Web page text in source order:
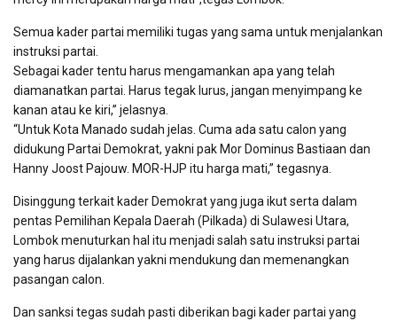
Semua kader partai memiliki tugas yang sama untuk menjalankan
instruksi partai.
Sebagai kader tentu harus mengamankan apa yang telah
diamanatkan partai. Harus tegak lurus, jangan menyimpang ke
kanan atau ke kiri,” jelasnya.
“Untuk Kota Manado sudah jelas. Cuma ada satu calon yang
didukung Partai Demokrat, yakni pak Mor Dominus Bastiaan dan
Hanny Joost Pajouw. MOR-HJP itu harga mati,” tegasnya.
Disinggung terkait kader Demokrat yang juga ikut serta dalam
pentas Pemilihan Kepala Daerah (Pilkada) di Sulawesi Utara,
Lombok menuturkan hal itu menjadi salah satu instruksi partai
yang harus dijalankan yakni mendukung dan memenangkan
pasangan calon.
Dan sanksi tegas sudah pasti diberikan bagi kader partai yang